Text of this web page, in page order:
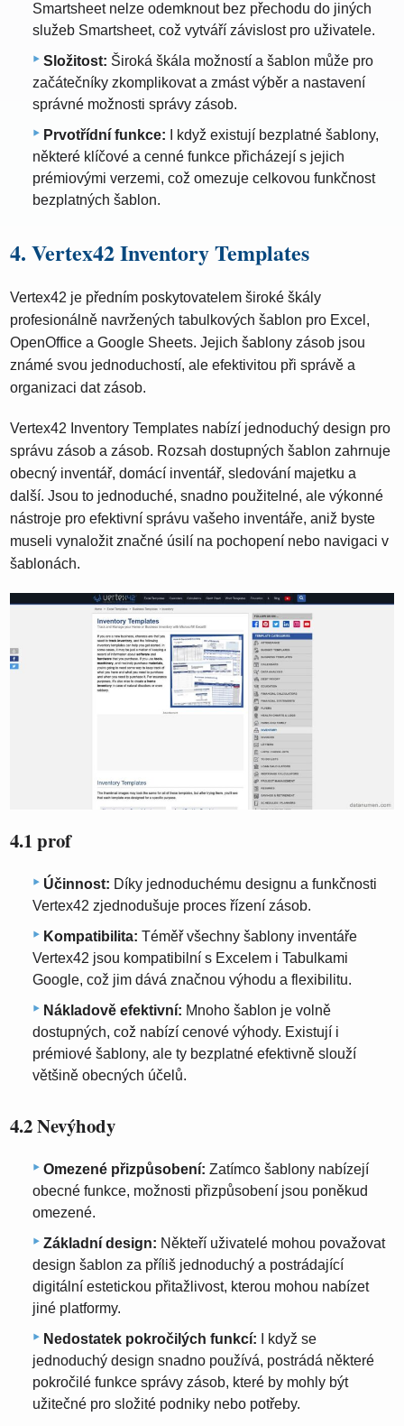
Smartsheet nelze odemknout bez přechodu do jiných
služeb Smartsheet, což vytváří závislost pro uživatele.
Složitost: Široká škála možností a šablon může pro
začátečníky zkomplikovat a zmást výběr a nastavení
správné možnosti správy zásob.
Prvotřídní funkce: I když existují bezplatné šablony,
některé klíčové a cenné funkce přicházejí s jejich
prémiovými verzemi, což omezuje celkovou funkčnost
bezplatných šablon.
4. Vertex42 Inventory Templates
Vertex42 je předním poskytovatelem široké škály
profesionálně navržených tabulkových šablon pro Excel,
OpenOffice a Google Sheets. Jejich šablony zásob jsou
známé svou jednoduchostí, ale efektivitou při správě a
organizaci dat zásob.
Vertex42 Inventory Templates nabízí jednoduchý design pro
správu zásob a zásob. Rozsah dostupných šablon zahrnuje
obecný inventář, domácí inventář, sledování majetku a
další. Jsou to jednoduché, snadno použitelné, ale výkonné
nástroje pro efektivní správu vašeho inventáře, aniž byste
museli vynaložit značné úsilí na pochopení nebo navigaci v
šablonách.
4.1 prof
Účinnost: Díky jednoduchému designu a funkčnosti
Vertex42 zjednodušuje proces řízení zásob.
Kompatibilita: Téměř všechny šablony inventáře
Vertex42 jsou kompatibilní s Excelem i Tabulkami
Google, což jim dává značnou výhodu a flexibilitu.
Nákladově efektivní: Mnoho šablon je volně
dostupných, což nabízí cenové výhody. Existují i ​​
prémiové šablony, ale ty bezplatné efektivně slouží
většině obecných účelů.
4.2 Nevýhody
Omezené přizpůsobení: Zatímco šablony nabízejí
obecné funkce, možnosti přizpůsobení jsou poněkud
omezené.
Základní design: Někteří uživatelé mohou považovat
design šablon za příliš jednoduchý a postrádající
digitální estetickou přitažlivost, kterou mohou nabízet
jiné platformy.
Nedostatek pokročilých funkcí: I když se
jednoduchý design snadno používá, postrádá některé
pokročilé funkce správy zásob, které by mohly být
užitečné pro složité podniky nebo potřeby.